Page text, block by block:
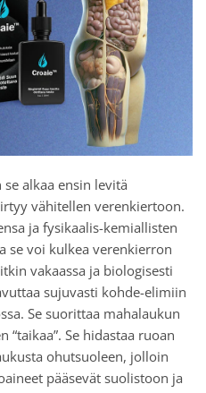
alkaa ensin levitä
vähitellen verenkiertoon.
ja fysikaalis-kemiallisten
se voi kulkea verenkierron
vakaassa ja biologisesti
sujuvasti kohde-elimiin
Se suorittaa mahalaukun
Se hidastaa ruoan
ohutsuoleen, jolloin
pääsevät suolistoon ja